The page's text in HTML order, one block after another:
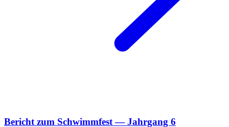
Bericht zum Schwimmfest — Jahrgang 6